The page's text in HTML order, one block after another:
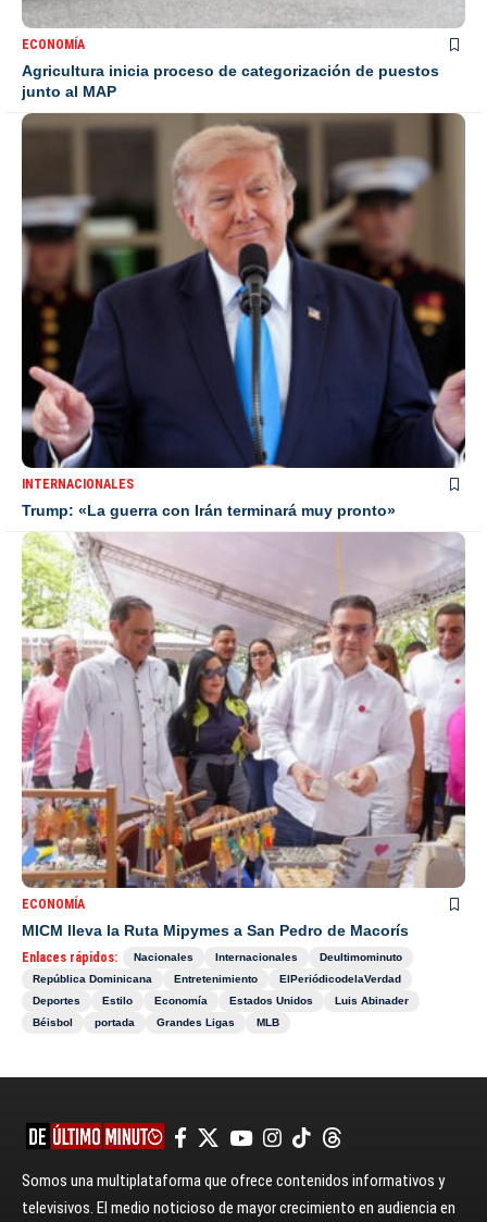
ECONOMÍA
Agricultura inicia proceso de categorización de puestos
junto al MAP
INTERNACIONALES
Trump: «La guerra con Irán terminará muy pronto»
ECONOMÍA
MICM lleva la Ruta Mipymes a San Pedro de Macorís
Enlaces rápidos: Nacionales Internacionales
Deultimominuto
República Dominicana
Entretenimiento
ElPeriódicodelaVerdad
Deportes
Estilo Economía Estados Unidos
Luis Abinader
Béisbol
portada Grandes Ligas MLB
Somos una multiplataforma que ofrece contenidos informativos y
televisivos. El medio noticioso de mayor crecimiento en audiencia en